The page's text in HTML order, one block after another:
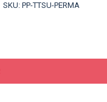
SKU: PP-TTSU-PERMA